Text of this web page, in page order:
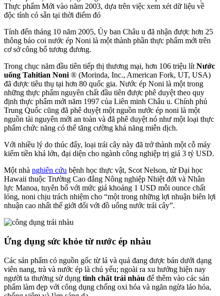
Thực phẩm Mới vào năm 2003, dựa trên việc xem xét dữ liệu về
độc tính có sẵn tại thời điểm đó
Tính đến tháng 10 năm 2005, Ủy ban Châu u đã nhận được hơn 25
thông báo coi nước ép Noni là một thành phần thực phẩm mới trên
cơ sở công bố tương đương.
Trong chục năm đầu tiên tiếp thị thương mại, hơn 106 triệu lít Nước
uống Tahitian Noni ® (Morinda, Inc., American Fork, UT, USA)
đã được tiêu thụ tại hơn 80 quốc gia. Nước ép Noni là một trong
những thực phẩm nguyên chất đầu tiên được phê duyệt theo quy
định thực phẩm mới năm 1997 của Liên minh Châu u. Chính phủ
Trung Quốc cũng đã phê duyệt một nguồn nước ép noni là một
nguồn tài nguyên mới an toàn và đã phê duyệt nó như một loại thực
phẩm chức năng có thể tăng cường khả năng miễn dịch.
Với nhiều lý do thúc đẩy, loại trái cây này đã trở thành một cỗ máy
kiếm tiền khá lớn, đại diện cho ngành công nghiệp trị giá 3 tỷ USD.
Một nhà nghiên cứu bệnh học thực vật, Scot Nelson, từ Đại học
Hawaii thuộc Trường Cao đẳng Nông nghiệp Nhiệt đới và Nhân
lực Manoa, tuyên bố với mức giá khoảng 1 USD mỗi ounce chất
lỏng, noni chịu trách nhiệm cho “một trong những lợi nhuận biên lợi
nhuận cao nhất thế giới đối với đồ uống nước trái cây”.
Ứng dụng sức khỏe từ nước ép nhàu
Các sản phẩm có nguồn gốc từ lá và quả đang được bán dưới dạng
viên nang, trà và nước ép là chủ yếu; ngoài ra xu hướng hiện nay
người ta thường sử dụng tinh chất trái nhàu để thêm vào các sản
phẩm làm đẹp với công dụng chống oxi hóa và ngăn ngừa láo hóa,